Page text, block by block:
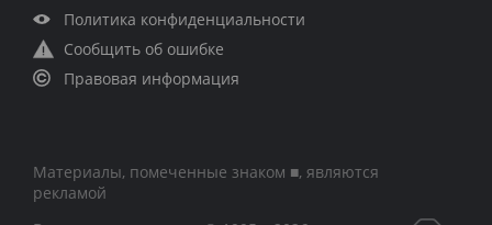
Политика конфиденциальности
Сообщить об ошибке
Правовая информация
Материалы, помеченные знаком ■, являются
рекламой